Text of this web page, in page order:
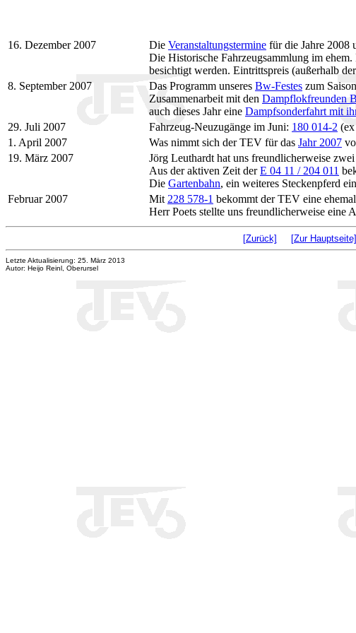
16. Dezember 2007 Die Veranstaltungstermine für die Jahre 2008
Die Historische Fahrzeugsammlung im
besichtigt werden. Eintrittspreis (außerhalb
8. September 2007
Das Programm unseres Bw-Festes zum
Zusammenarbeit mit den Dampflokfreunden
auch dieses Jahr eine Dampfsonderfahrt mit
29. Juli 2007
Fahrzeug-Neuzugänge im Juni: 180 014-2
1. April 2007
Was nimmt sich der TEV für das Jahr 2007
19. März 2007
Jörg Leuthardt hat uns freundlicherweise
Aus der aktiven Zeit derE 04 11 / 204 011
Die Gartenbahn, ein weiteres Steckenpferd
Februar 2007
Mit 228 578-1 bekommt der TEV eine
Herr Poets stellte uns freundlicherweise eine
[Zurück] [Zur Hauptseite]
Letzte Aktualisierung: 25. März 2013
Autor: Heijo Reinl, Oberursel